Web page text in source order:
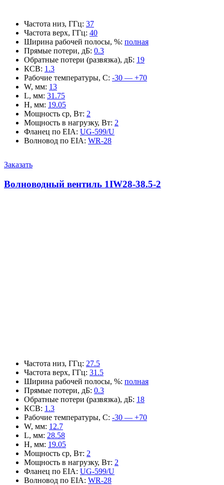
Частота низ, ГГц: 37
Частота верх, ГГц: 40
Ширина рабочей полосы, %: полная
Прямые потери, дБ: 0.3
Обратные потери (развязка), дБ: 19
КСВ: 1.3
Рабочие температуры, С: -30 — +70
W, мм: 13
L, мм: 31.75
H, мм: 19.05
Мощность ср, Вт: 2
Мощность в нагрузку, Вт: 2
Фланец по EIA: UG-599/U
Волновод по EIA: WR-28
Заказать
Волноводный вентиль 1IW28-38.5-2
Частота низ, ГГц: 27.5
Частота верх, ГГц: 31.5
Ширина рабочей полосы, %: полная
Прямые потери, дБ: 0.3
Обратные потери (развязка), дБ: 18
КСВ: 1.3
Рабочие температуры, С: -30 — +70
W, мм: 12.7
L, мм: 28.58
H, мм: 19.05
Мощность ср, Вт: 2
Мощность в нагрузку, Вт: 2
Фланец по EIA: UG-599/U
Волновод по EIA: WR-28